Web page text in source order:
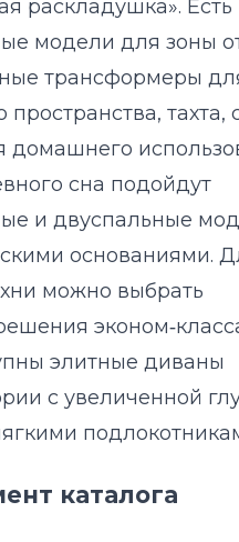
раскладушка». Есть
модели для зоны
трансформеры
пространства, тахта,
домашнего
сна подойдут
и двуспальные
основаниями.
можно выбрать
элитные диваны
с увеличенной
каталога